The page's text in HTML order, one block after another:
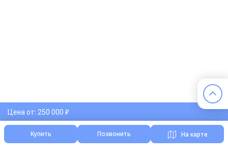
Цена от: 250 000 ₽
Купить Позвонить На карте